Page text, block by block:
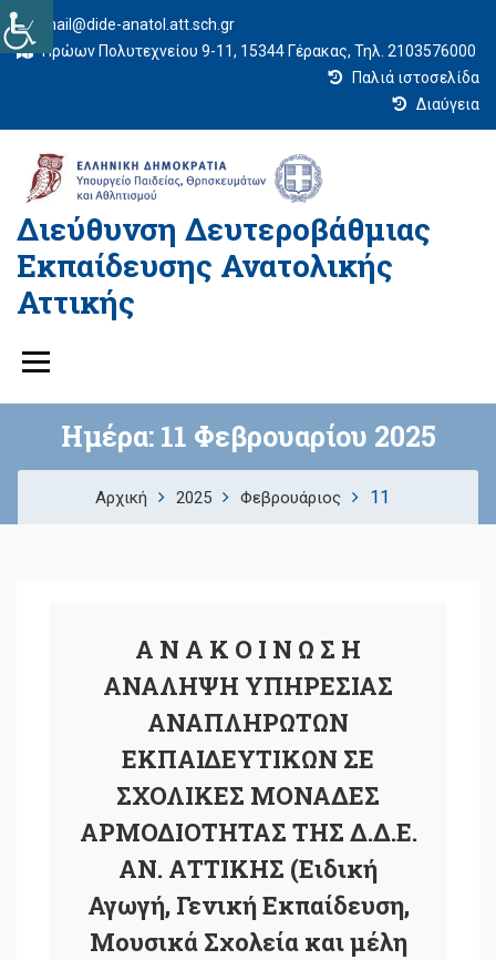
mail@dide-anatol.att.sch.gr
Ηρώων Πολυτεχνείου 9-11, 15344 Γέρακας, Τηλ. 2103576000
Παλιά ιστοσελίδα
Διαύγεια
Διεύθυνση Δευτεροβάθμιας
Εκπαίδευσης Ανατολικής
Αττικής
Ημέρα: 11 Φεβρουαρίου 2025
Αρχική 2025 Φεβρουάριος 11
Α Ν Α Κ Ο Ι Ν Ω Σ Η
ΑΝΑΛΗΨΗ ΥΠΗΡΕΣΙΑΣ
ΑΝΑΠΛΗΡΩΤΩΝ
ΕΚΠΑΙΔΕΥΤΙΚΩΝ ΣΕ
ΣΧΟΛΙΚΕΣ ΜΟΝΑΔΕΣ
ΑΡΜΟΔΙΟΤΗΤΑΣ ΤΗΣ Δ.Δ.Ε.
ΑΝ. ΑΤΤΙΚΗΣ (Ειδική
Αγωγή, Γενική Εκπαίδευση,
Μουσικά Σχολεία και μέλη